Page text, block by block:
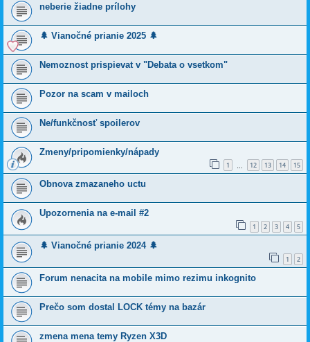
neberie žiadne prílohy
🌲 Vianočné prianie 2025 🌲
Nemoznost prispievat v "Debata o vsetkom"
Pozor na scam v mailoch
Ne/funkčnosť spoilerov
Zmeny/pripomienky/nápady
1 12 13 14 15
Obnova zmazaneho uctu
Upozornenia na e-mail #2
1 2 3 4 5
🌲 Vianočné prianie 2024 🌲
1 2
Forum nenacita na mobile mimo rezimu inkognito
Prečo som dostal LOCK témy na bazár
zmena mena temy Ryzen X3D